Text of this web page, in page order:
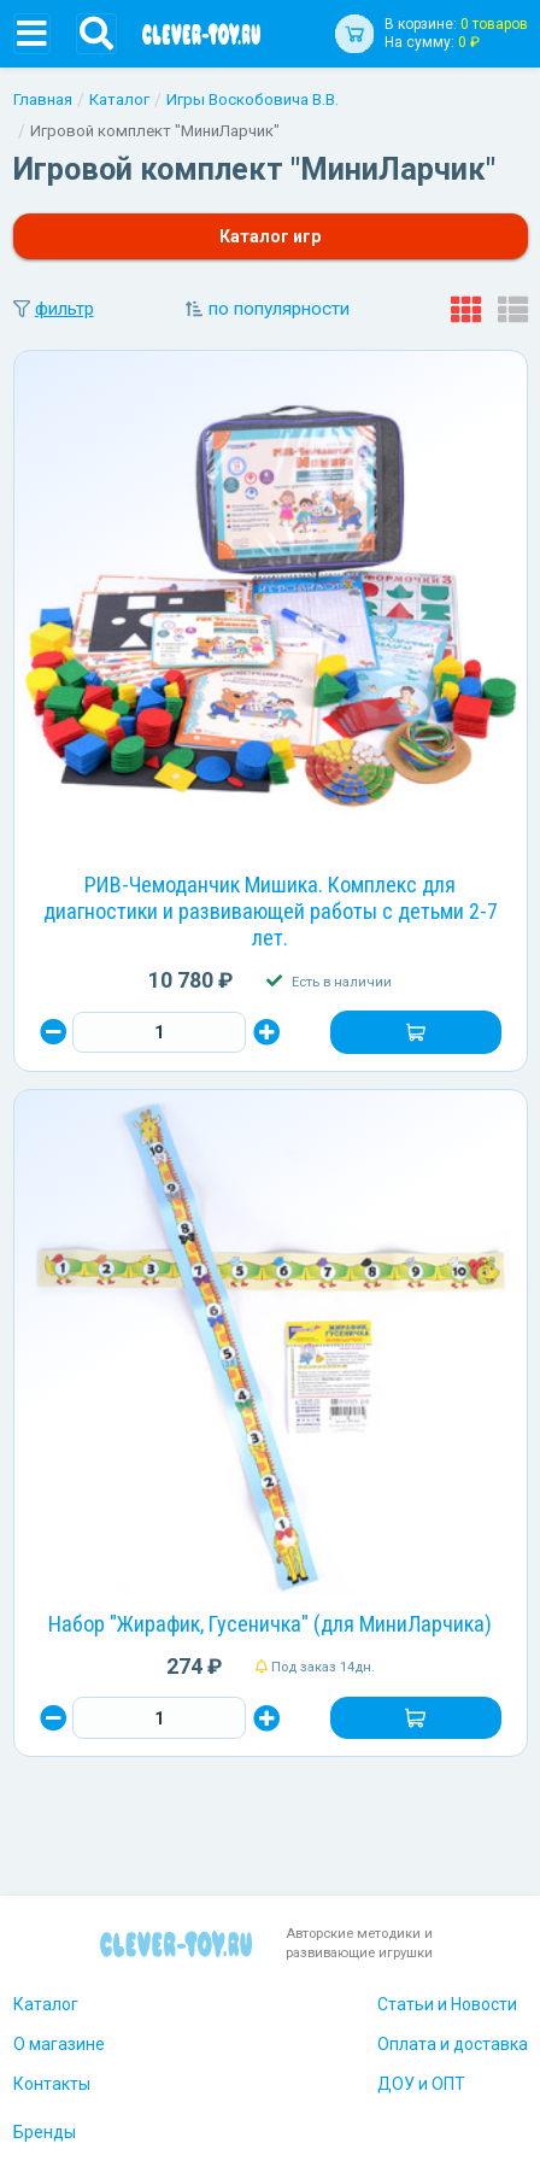
В корзине: 0 товаров
На сумму: 0 ₽
Главная Каталог
Игры Воскобовича В.В.
Игровой комплект "МиниЛарчик"
Игровой комплект "МиниЛарчик"
Каталог игр
фильтр по популярности
РИВ-Чемоданчик Мишика. Комплекс для
диагностики и развивающей работы с детьми 2-7
лет.
10 780 ₽ Есть в наличии
Набор "Жирафик, Гусеничка" (для МиниЛарчика)
274 ₽ Под заказ 14дн.
Авторские методики и
развивающие игрушки
Каталог
О магазине
Контакты
Статьи и Новости
Оплата и доставка
ДОУ и ОПТ
Бренды